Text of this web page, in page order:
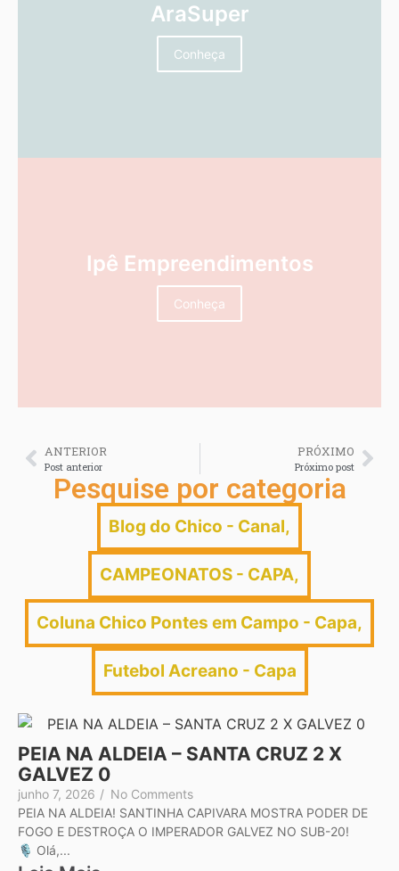
AraSuper
Conheça
Ipê Empreendimentos
Conheça
ANTERIOR
Post anterior
PRÓXIMO
Próximo post
Pesquise por categoria
Blog do Chico - Canal,
CAMPEONATOS - CAPA,
Coluna Chico Pontes em Campo - Capa,
Futebol Acreano - Capa
PEIA NA ALDEIA – SANTA CRUZ 2 X
GALVEZ 0
junho 7, 2026 / No Comments
PEIA NA ALDEIA! SANTINHA CAPIVARA MOSTRA PODER DE
FOGO E DESTROÇA O IMPERADOR GALVEZ NO SUB-20!
🎙️ Olá,...